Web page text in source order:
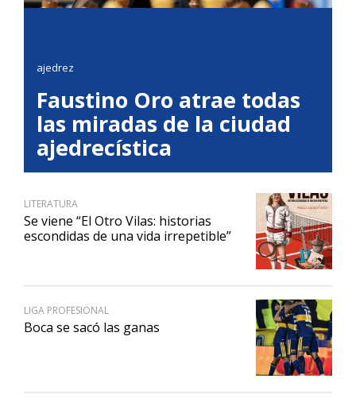
ajedrez
Faustino Oro atrae todas
las miradas de la ciudad
ajedrecística
LITERATURA
Se viene “El Otro Vilas: historias
escondidas de una vida irrepetible”
LIGA PROFESIONAL
Boca se sacó las ganas